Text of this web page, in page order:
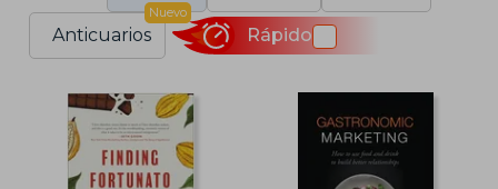
Anticuarios
Nuevo
Rápido